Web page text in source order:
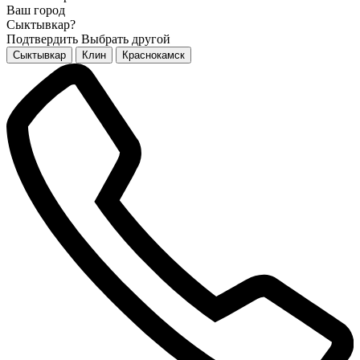
Ваш город
Сыктывкар?
Подтвердить Выбрать другой
Сыктывкар Клин Краснокамск